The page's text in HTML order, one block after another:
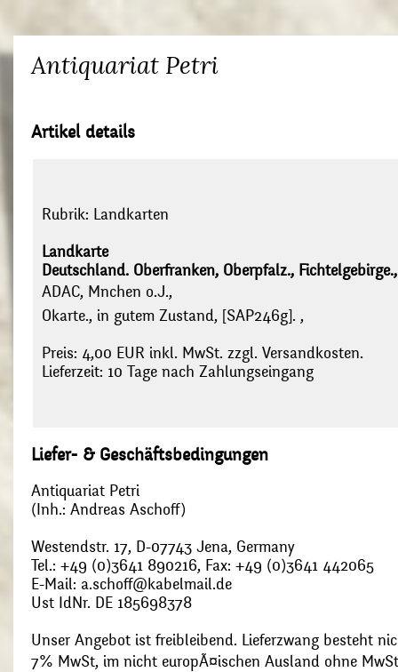
Antiquariat Petri
Artikel details
Rubrik: Landkarten
Landkarte
Deutschland. Oberfranken, Oberpfalz.,
ADAC, Mnchen o.J.,
Okarte., in gutem Zustand, [SAP246g]. ,
Preis: 4,00 EUR inkl. MwSt. zzgl. Versandkosten.
Lieferzeit: 10 Tage nach Zahlungseingang
Liefer- & Geschäftsbedingungen
Antiquariat Petri
(Inh.: Andreas Aschoff)
Westendstr. 17, D-07743 Jena, Germany
Tel.: +49 (0)3641 890216, Fax: +49 (0)3641 442065
E-Mail: a.schoff@kabelmail.de
Ust IdNr. DE 185698378
Unser Angebot ist freibleibend. Lieferzwang besteht
7% MwSt, im nicht europÃ¤ischen Ausland ohne